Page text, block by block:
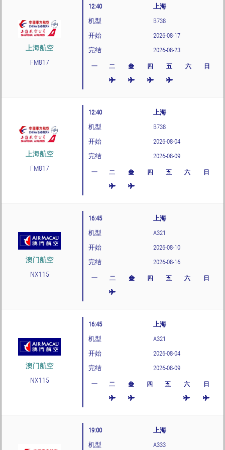
上海航空
FM817
12:40
上海
机型
B738
开始
2026-08-17
完结
2026-08-23
一 二 叁 四 五 六 日
上海航空
FM817
12:40
上海
机型
B738
开始
2026-08-04
完结
2026-08-09
一 二 叁 四 五 六 日
澳门航空
NX115
16:45
上海
机型
A321
开始
2026-08-10
完结
2026-08-16
一 二 叁 四 五 六 日
澳门航空
NX115
16:45
上海
机型
A321
开始
2026-08-04
完结
2026-08-09
一 二 叁 四 五 六 日
19:00
上海
机型
A333